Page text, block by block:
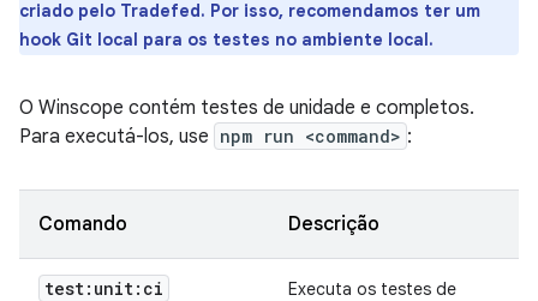
criado pelo Tradefed. Por isso, recomendamos ter um
hook Git local para os testes no ambiente local.
O Winscope contém testes de unidade e completos.
Para executá-los, use npm run <command> :
Comando Descrição
test:unit:ci
Executa os testes de